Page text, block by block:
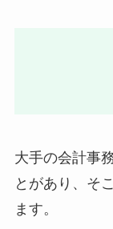
大手の会計事
とがあり、そ
ます。